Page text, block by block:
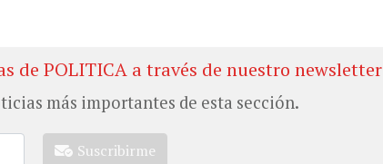
de POLITICA a través de nuestro newsletter
más importantes de esta sección.
Suscribirme